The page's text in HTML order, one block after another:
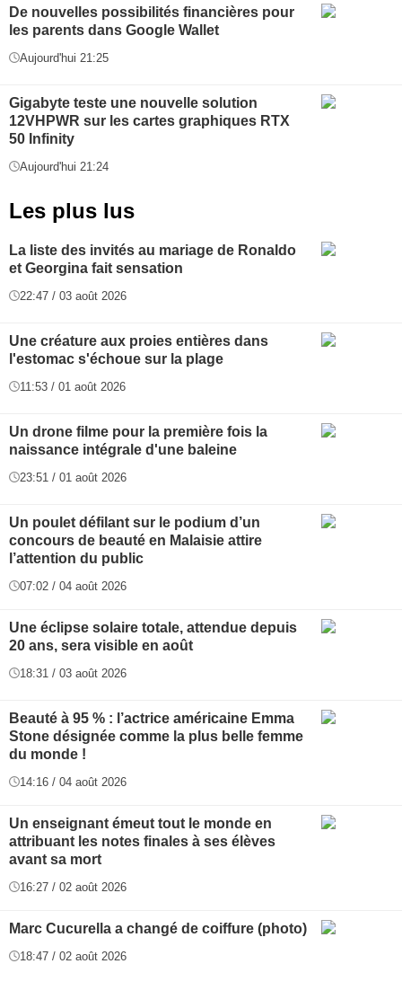
De nouvelles possibilités financières pour
les parents dans Google Wallet
Aujourd'hui 21:25
Gigabyte teste une nouvelle solution
12VHPWR sur les cartes graphiques RTX
50 Infinity
Aujourd'hui 21:24
Les plus lus
La liste des invités au mariage de Ronaldo
et Georgina fait sensation
22:47 / 03 août 2026
Une créature aux proies entières dans
l'estomac s'échoue sur la plage
11:53 / 01 août 2026
Un drone filme pour la première fois la
naissance intégrale d'une baleine
23:51 / 01 août 2026
Un poulet défilant sur le podium d’un
concours de beauté en Malaisie attire
l’attention du public
07:02 / 04 août 2026
Une éclipse solaire totale, attendue depuis
20 ans, sera visible en août
18:31 / 03 août 2026
Beauté à 95 % : l’actrice américaine Emma
Stone désignée comme la plus belle femme
du monde !
14:16 / 04 août 2026
Un enseignant émeut tout le monde en
attribuant les notes finales à ses élèves
avant sa mort
16:27 / 02 août 2026
Marc Cucurella a changé de coiffure (photo)
18:47 / 02 août 2026